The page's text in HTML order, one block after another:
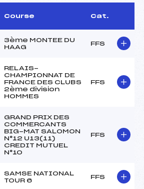
Course Cat.
3ème MONTEE DU
HAAG
FFS
RELAIS-
CHAMPIONNAT DE
FRANCE DES CLUBS
2ème division
HOMMES
FFS
GRAND PRIX DES
COMMERCANTS
BIG-MAT SALOMON
N°12 U13(11)
CREDIT MUTUEL
N°10
FFS
SAMSE NATIONAL
TOUR 6
FFS